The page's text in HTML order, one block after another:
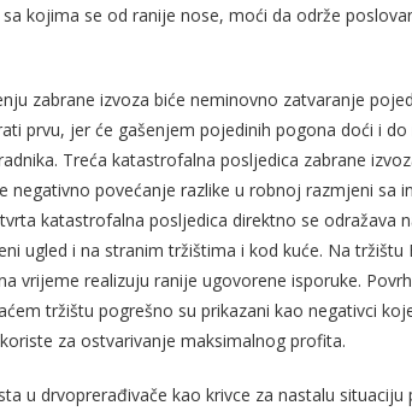
kojima se od ranije nose, moći da održe
zabrane izvoza biće neminovno zatvaranje
prvu, jer će gašenjem pojedinih pogona doći i do
Treća katastrofalna posljedica zabrane
povećanje razlike u robnoj razmjeni sa
katastrofalna posljedica direktno se odražava
ugled i na stranim tržištima i kod kuće. Na tržištu
vrijeme realizuju ranije ugovorene isporuke.
tržištu pogrešno su prikazani kao negativci
za ostvarivanje maksimalnog profita.
u drvoprerađivače kao krivce za nastalu situaciju